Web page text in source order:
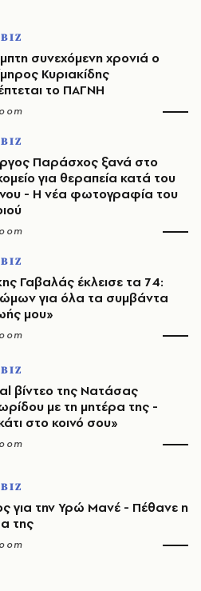
συνεχόμενη χρονιά ο
Κυριακίδης
το ΠΑΓΝΗ
Παράσχος ξανά στο
για θεραπεία κατά του
- Η νέα φωτογραφία του
Γαβαλάς έκλεισε τα 74:
για όλα τα συμβάντα
μου»
βίντεο της Νατάσας
με τη μητέρα της -
στο κοινό σου»
για την Υρώ Μανέ - Πέθανε η
της